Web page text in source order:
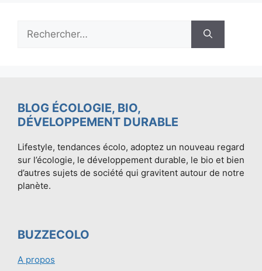
BLOG ÉCOLOGIE, BIO,
DÉVELOPPEMENT DURABLE
Lifestyle, tendances écolo, adoptez un nouveau regard
sur l’écologie, le développement durable, le bio et bien
d’autres sujets de société qui gravitent autour de notre
planète.
BUZZECOLO
A propos